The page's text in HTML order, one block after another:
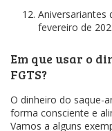
Aniversariantes
fevereiro de
Em que usar o
FGTS?
O dinheiro do saque-
forma consciente e
Vamos a alguns